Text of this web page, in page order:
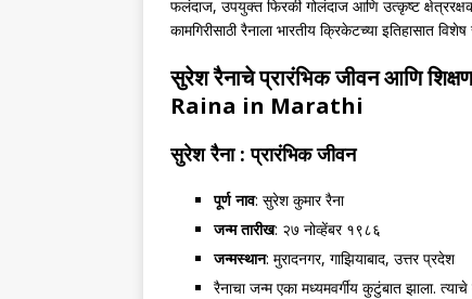
फलंदाज, उपयुक्त फिरकी गोलंदाज आणि उत्कृष्ट
कामगिरीसाठी रैनाला भारतीय क्रिकेटच्या इतिहासात
सुरेश रैनाचे प्रारंभिक जीवन आणि
Raina in Marathi
सुरेश रैना : प्रारंभिक जीवन
पूर्ण नाव: सुरेश कुमार रैना
जन्म तारीख: २७ नोव्हेंबर १९८६
जन्मस्थान: मुरादनगर, गाझियाबाद, उत्तर प्रदेश
रैनाचा जन्म एका मध्यमवर्गीय कुटुंबात झाला.